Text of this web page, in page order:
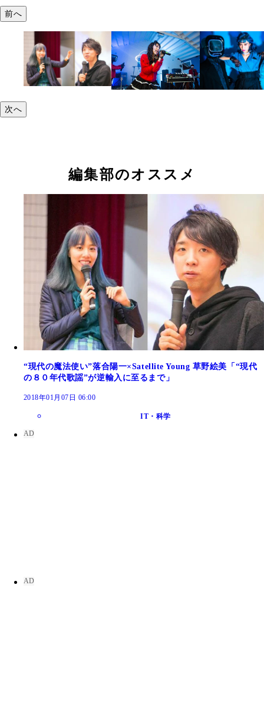
前へ
次へ
編集部のオススメ
“現代の魔法使い”落合陽一×Satellite Young 草野絵美「“現代
の８０年代歌謡”が逆輸入に至るまで」
2018年01月07日 06:00
IT・科学